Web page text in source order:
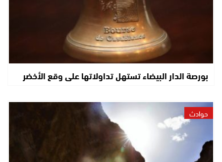
بورصة الدار البيضاء تستهل تداولاتها على وقع الأخضر
حوادث